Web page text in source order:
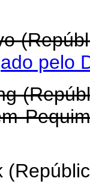
pelo